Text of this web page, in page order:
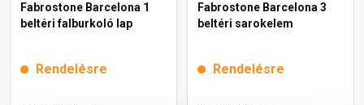
Fabrostone Barcelona 1
beltéri falburkoló lap
Rendelésre
Fabrostone Barcelona 3
beltéri sarokelem
Rendelésre